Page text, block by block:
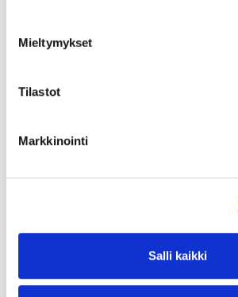
Mieltymykset
Tilastot
Markkinointi
Salli kaikki